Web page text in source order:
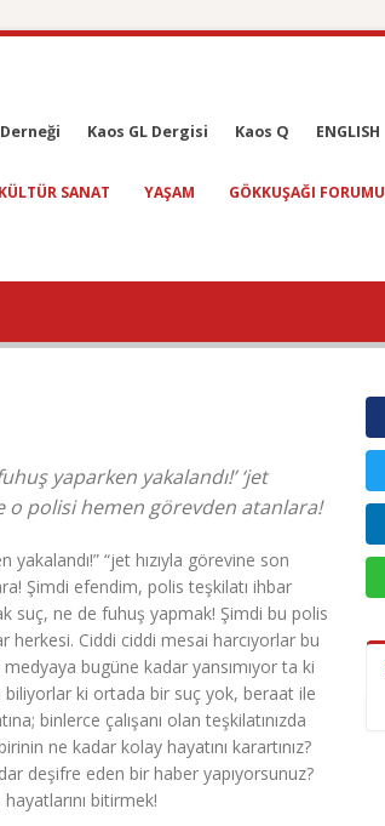
Kaos GL Dergisi Kaos Q ENGLISH
KÜLTÜR SANAT YAŞAM GÖKKUŞAĞI FORUMU
yaparken yakalandı!’ ‘jet
o polisi hemen görevden atanlara!
“jet hızıyla görevine son
Şimdi efendim, polis teşkilatı ihbar
suç, ne de fuhuş yapmak! Şimdi bu polis
herkesi. Ciddi ciddi mesai harcıyorlar bu
bugüne kadar yansımıyor ta ki
biliyorlar ki ortada bir suç yok, beraat ile
binlerce çalışanı olan teşkilatınızda
ne kadar kolay hayatını karartınız?
deşifre eden bir haber yapıyorsunuz?
bitirmek!